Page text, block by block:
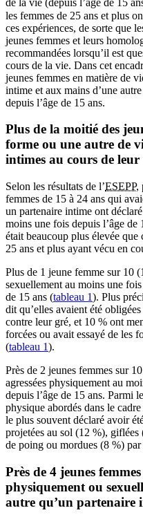
de la vie (depuis l’âge de 15
les femmes de 25 ans et plus
ces expériences, de sorte que
jeunes femmes et leurs
recommandées lorsqu’il est
cours de la vie. Dans cet
jeunes femmes en matière de
intime et aux mains d’une
depuis l’âge de 15 ans.
Plus de la moitié des
forme ou une autre de
intimes au cours de leur
Selon les résultats de l’ESEPP,
femmes de 15 à 24 ans qui
un partenaire intime ont
moins une fois depuis l’âge de
était beaucoup plus élevée que
25 ans et plus ayant vécu en
Plus de 1 jeune femme sur 10
sexuellement au moins une
de 15 ans (tableau 1). Plus
dit qu’elles avaient été
contre leur gré, et 10 % ont
forcées ou avait essayé de les
(tableau 1).
Près de 2 jeunes femmes sur
agressées physiquement au
depuis l’âge de 15 ans. Parmi
physique abordés dans le cadre
le plus souvent déclaré avoir
projetées au sol (12 %),
de poing ou mordues (8 %)
Près de 4 jeunes
physiquement ou
autre qu’un partenaire